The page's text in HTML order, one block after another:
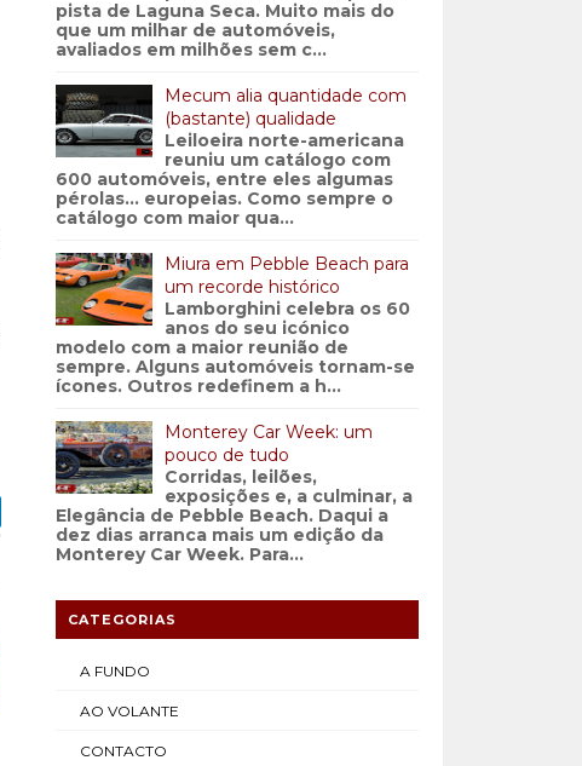
pista de Laguna Seca. Muito mais do
que um milhar de automóveis,
avaliados em milhões sem c...
Mecum alia quantidade com
(bastante) qualidade
Leiloeira norte-americana
reuniu um catálogo com
600 automóveis, entre eles algumas
pérolas… europeias. Como sempre o
catálogo com maior qua...
Miura em Pebble Beach para
um recorde histórico
Lamborghini celebra os 60
anos do seu icónico
modelo com a maior reunião de
sempre. Alguns automóveis tornam-se
ícones. Outros redefinem a h...
Monterey Car Week: um
pouco de tudo
Corridas, leilões,
exposições e, a culminar, a
Elegância de Pebble Beach. Daqui a
dez dias arranca mais um edição da
Monterey Car Week. Para...
CATEGORIAS
A FUNDO
AO VOLANTE
CONTACTO